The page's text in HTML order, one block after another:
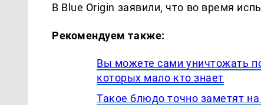
В Blue Origin заявили, что во время
Рекомендуем также:
Вы можете сами уничтожать
которых мало кто знает
Такое блюдо точно заметят